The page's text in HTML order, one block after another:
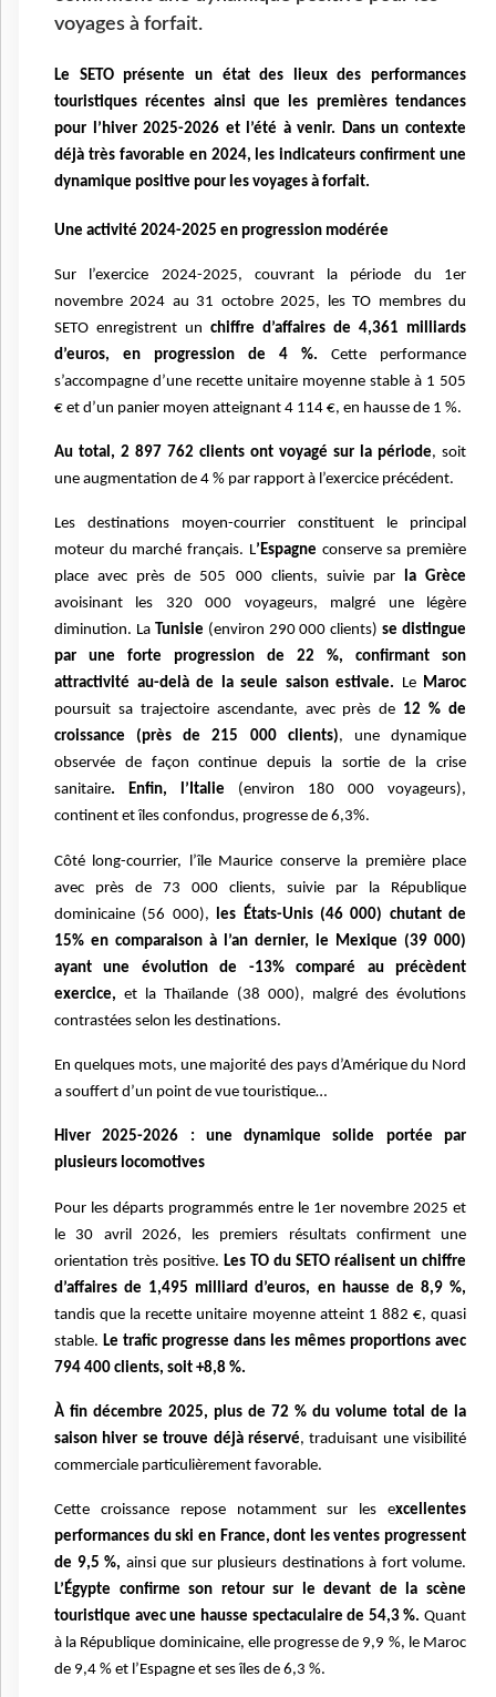
voyages à forfait.
Le SETO présente un état des lieux des performances
touristiques récentes ainsi que les premières tendances
pour l’hiver 2025-2026 et l’été à venir. Dans un contexte
déjà très favorable en 2024, les indicateurs confirment une
dynamique positive pour les voyages à forfait.
Une activité 2024-2025 en progression modérée
Sur l’exercice 2024-2025, couvrant la période du 1er
novembre 2024 au 31 octobre 2025, les TO membres du
SETO enregistrent un chiffre d’affaires de 4,361 milliards
d’euros, en progression de 4 %. Cette performance
s’accompagne d’une recette unitaire moyenne stable à 1 505
€ et d’un panier moyen atteignant 4 114 €, en hausse de 1 %.
Au total, 2 897 762 clients ont voyagé sur la période, soit
une augmentation de 4 % par rapport à l’exercice précédent.
Les destinations moyen-courrier constituent le principal
moteur du marché français. L’Espagne conserve sa première
place avec près de 505 000 clients, suivie par la Grèce
avoisinant les 320 000 voyageurs, malgré une légère
diminution. La Tunisie (environ 290 000 clients) se distingue
par une forte progression de 22 %, confirmant son
attractivité au-delà de la seule saison estivale. Le Maroc
poursuit sa trajectoire ascendante, avec près de 12 % de
croissance (près de 215 000 clients), une dynamique
observée de façon continue depuis la sortie de la crise
sanitaire. Enfin, l’Italie (environ 180 000 voyageurs),
continent et îles confondus, progresse de 6,3%.
Côté long-courrier, l’île Maurice conserve la première place
avec près de 73 000 clients, suivie par la République
dominicaine (56 000),
les États-Unis (46 000) chutant de
15% en comparaison à l’an dernier, le Mexique (39 000)
ayant une évolution de -13% comparé au précèdent
exercice, et la Thaïlande (38 000), malgré des évolutions
contrastées selon les destinations.
En quelques mots, une majorité des pays d’Amérique du Nord
a souffert d’un point de vue touristique…
Hiver 2025-2026 : une dynamique solide portée par
plusieurs locomotives
Pour les départs programmés entre le 1er novembre 2025 et
le 30 avril 2026, les premiers résultats confirment une
orientation très positive. Les TO du SETO réalisent un chiffre
d’affaires de 1,495 milliard d’euros, en hausse de 8,9 %,
tandis que la recette unitaire moyenne atteint 1 882 €, quasi
stable. Le trafic progresse dans les mêmes proportions avec
794 400 clients, soit +8,8 %.
À fin décembre 2025, plus de 72 % du volume total de la
saison hiver se trouve déjà réservé, traduisant une visibilité
commerciale particulièrement favorable.
Cette croissance repose notamment sur les excellentes
performances du ski en France, dont les ventes progressent
de 9,5 %, ainsi que sur plusieurs destinations à fort volume.
L’Égypte confirme son retour sur le devant de la scène
touristique avec une hausse spectaculaire de 54,3 %. Quant
à la République dominicaine, elle progresse de 9,9 %, le Maroc
de 9,4 % et l’Espagne et ses îles de 6,3 %.